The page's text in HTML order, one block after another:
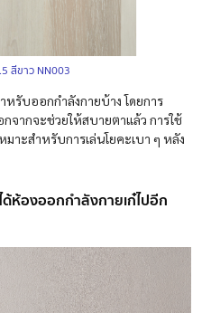
สีขาว NN003
หรับออกกำลังกายบ้าง โดยการ
ากจะช่วยให้สบายตาแล้ว การใช้
าะสำหรับการเล่นโยคะเบา ๆ หลัง
ด้ห้องออกกำลังกายเก๋ไปอีก